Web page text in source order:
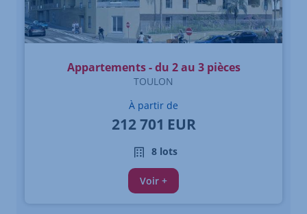
Appartements - du 2 au 3 pièces
TOULON
À partir de
212 701 EUR
8 lots
Voir +